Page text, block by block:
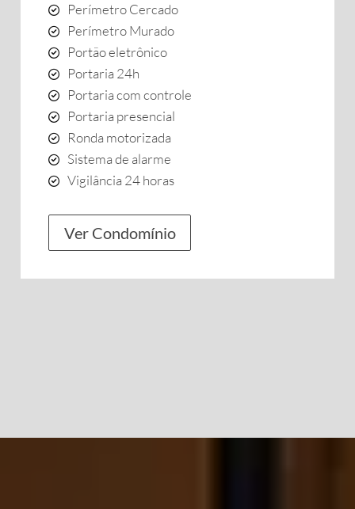
Perímetro Cercado
Perímetro Murado
Portão eletrônico
Portaria 24h
Portaria com controle
Portaria presencial
Ronda motorizada
Sistema de alarme
Vigilância 24 horas
Ver Condomínio